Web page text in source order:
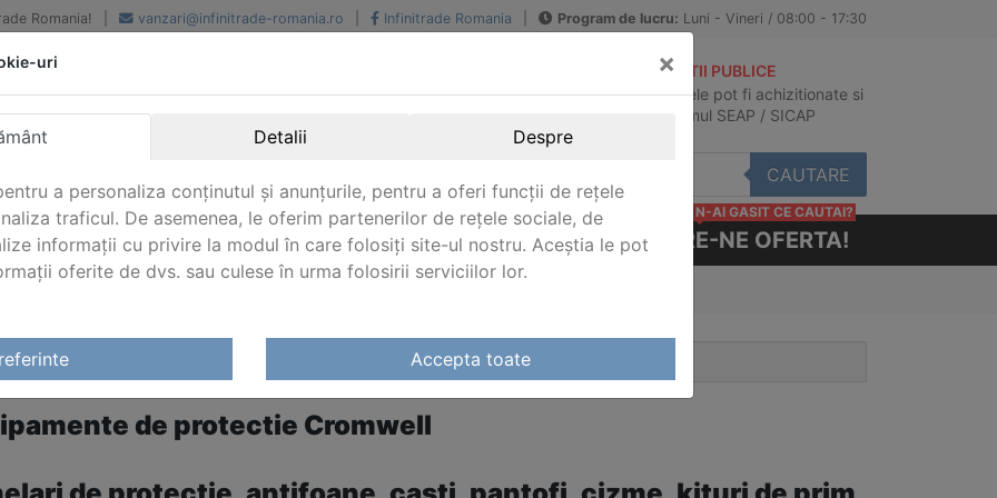
Romania! vanzari@infinitrade-romania.ro Infinitrade Romania Program de lucru: Luni - Vineri / 08:00 - 17:30
renume
National si international
Livrari din stoc intern sau
ACHIZITII PUBLICE
Produsele pot fi achizitionate si
in sistemul SEAP / SICAP
CAUTARE
CERE-NE OFERTA!
N-AI GASIT CE CAUTAI?
DE PROTECTIE
de protectie Cromwell
uri ×
Detalii Despre
a personaliza conținutul și anunțurile, pentru a oferi funcții de rețele
traficul. De asemenea, le oferim partenerilor de rețele sociale, de
informații cu privire la modul în care folosiți site-ul nostru. Aceștia le pot
oferite de dvs. sau culese în urma folosirii serviciilor lor.
Accepta toate